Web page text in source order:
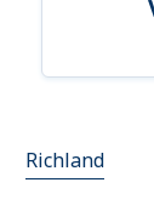
Richland